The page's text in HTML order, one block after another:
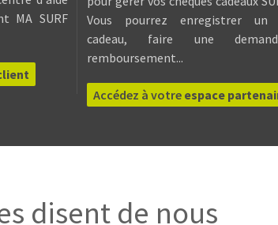
MA SURF
Vous pourrez enregistrer un
cadeau, faire une
remboursement...
Accédez à votre espace
disent de nous